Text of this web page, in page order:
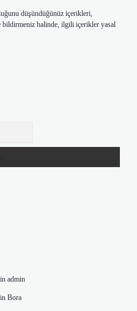
düşündüğünüz içerikleri,
bildirmeniz halinde, ilgili içerikler yasal
admin
Bora